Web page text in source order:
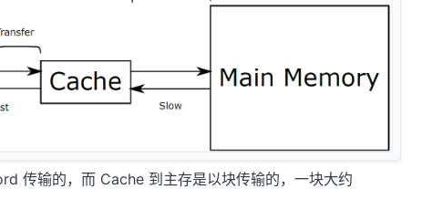
传输的，而 Cache 到主存是以块传输的，一块大约